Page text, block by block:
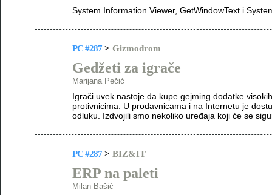
System Information Viewer, GetWindowText i
PC #287 > Gizmodrom
Gedžeti za igrače
Marijana Pečić
Igrači uvek nastoje da kupe gejming dodatke
protivnicima. U prodavnicama i na Internetu je
odluku. Izdvojili smo nekoliko uređaja koji će se
PC #287 > BIZ&IT
ERP na paleti
Milan Bašić